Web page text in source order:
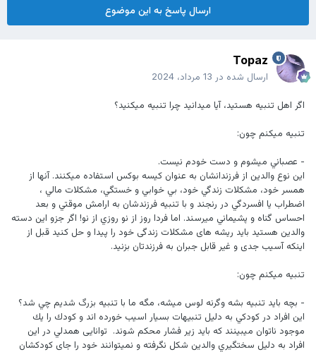
ارسال پاسخ به این موضوع
Topaz
ارسال شده در 13 مرداد، 2024
اگر اهل تنبيه هستيد، آيا ميدانيد چرا تنبيه ميكنيد؟
تنبيه ميكنم چون:
- عصباني ميشوم و دست خودم نيست.
اين نوع والدين از فرزندانشان به عنوان كيسه بوكس استفاده ميكنند. آنها از
همسر خود، مشكلات زندگي خود، بي خوابي و خستگي، مشكلات مالي ،
اضطراب يا افسردگي در رنجند و با تنبيه فرزندشان به ارامش موقتي و بعد
احساس گناه و پشيماني ميرسند. اما فردا روز از نو روزي از نو! اگر جزو‌ این دسته
والدین هستید باید ریشه های مشکلات زندگی خود را پیدا و حل کنید قبل از
اینکه آسیب جدی و غیر قابل جبران به فرزندتان بزنید.
تنبيه ميكنم چون:
- بچه بايد تنبيه بشه وگرنه لوس ميشه، مگه ما با تنبيه بزرگ شديم چي شد؟
اين افراد در كودكي به دليل تنبيهات بسيار اسيب خورده اند و كودك را يك
موجود ناتوان ميبينند كه بايد زير فشار محكم شوند. توانایی همدلي در اين
افراد به دليل سختگيري والدين شكل نگرفته و نمیتوانند خود را جای کودکشان